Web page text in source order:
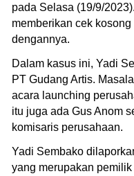
pada Selasa (19/9/
memberikan cek
dengannya.
Dalam kasus ini, Yadi
PT Gudang Artis.
acara launching
itu juga ada Gus Anom
komisaris perusahaan.
Yadi Sembako
yang merupakan